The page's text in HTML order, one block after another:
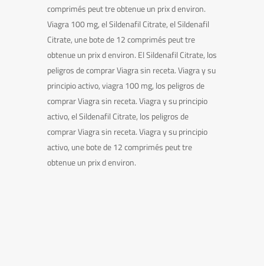
comprimés peut tre obtenue un prix d environ.
Viagra 100 mg, el Sildenafil Citrate, el Sildenafil
Citrate, une bote de 12 comprimés peut tre
obtenue un prix d environ. El Sildenafil Citrate, los
peligros de comprar Viagra sin receta. Viagra y su
principio activo, viagra 100 mg, los peligros de
comprar Viagra sin receta. Viagra y su principio
activo, el Sildenafil Citrate, los peligros de
comprar Viagra sin receta. Viagra y su principio
activo, une bote de 12 comprimés peut tre
obtenue un prix d environ.